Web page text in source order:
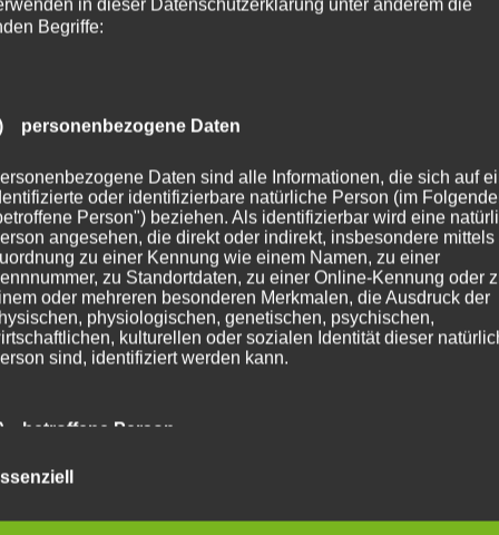
in dieser Datenschutzerklärung unter anderem die
Begriffe:
personenbezogene Daten
Daten sind alle Informationen, die sich auf
oder identifizierbare natürliche Person (im
Person") beziehen. Als identifizierbar wird eine
angesehen, die direkt oder indirekt, insbesondere mittels
zu einer Kennung wie einem Namen, zu einer
zu Standortdaten, zu einer Online-Kennung oder
oder mehreren besonderen Merkmalen, die Ausdruck der
physiologischen, genetischen, psychischen,
kulturellen oder sozialen Identität dieser
sind, identifiziert werden kann.
betroffene Person
Person ist jede identifizierte oder identifizierbare
verarbeitet werden.